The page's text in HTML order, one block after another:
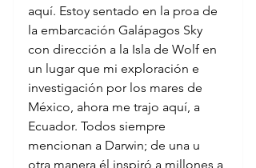
aquí. Estoy sentado en la proa de
la embarcación Galápagos Sky
con dirección a la Isla de Wolf en
un lugar que mi exploración e
investigación por los mares de
México, ahora me trajo aquí, a
Ecuador. Todos siempre
mencionan a Darwin; de una u
otra manera él inspiró a millones a